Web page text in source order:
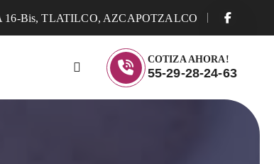
16-Bis, TLATILCO, AZCAPOTZALCO
COTIZA AHORA!
55-29-28-24-63